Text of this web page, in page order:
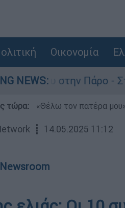
Οικονομία
NEWS:στην Πάρο - Στο
τώρα: «Θέλω τον πατέρα
┋ 14.05.2025 11:12
Newsroom